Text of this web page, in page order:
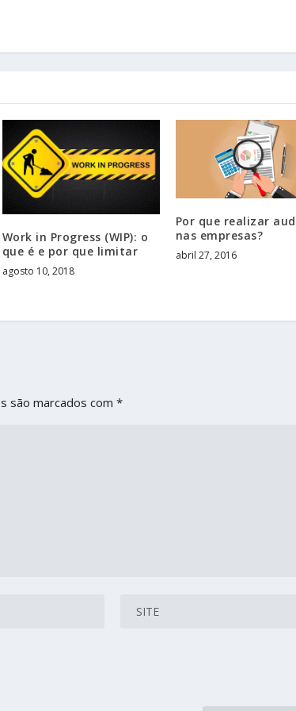
Work in Progress (WIP): o
que é e por que limitar
agosto 10, 2018
Por que realizar
nas empresas?
abril 27, 2016
são marcados com*